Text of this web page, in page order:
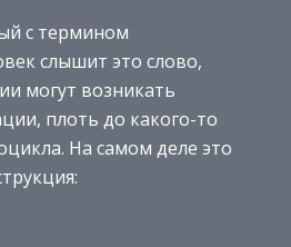
с термином
слышит это слово,
могут возникать
плоть до какого-то
На самом деле это